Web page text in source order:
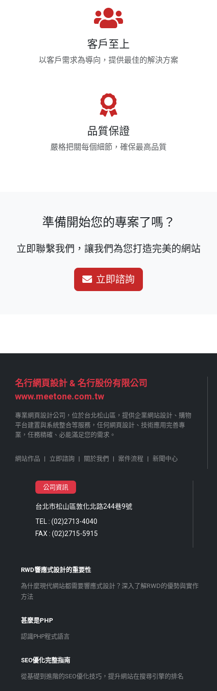
客戶至上
以客戶需求為導向，提供最佳的解決方案
品質保證
嚴格把關每個細節，確保最高品質
準備開始您的專案了嗎？
立即聯繫我們，讓我們為您打造完美的網站
立即諮詢
名行網頁設計 & 名行股份有限公司
www.meetone.com.tw
專業網頁設計公司，位於台北松山區，提供企業網站設計、購物
平台建置與系統整合等服務，任何網頁設計、技術應用完善專
業，任務精確、必能滿足您的需求。
網站作品 | 立即諮詢 | 關於我們 | 案件流程 | 新聞中心
公司資訊
台北市松山區敦化北路244巷9號
TEL : (02)2713-4040
FAX : (02)2715-5915
RWD響應式設計的重要性
為什麼現代網站都需要響應式設計？深入了解RWD的優勢與實作
方法
甚麼是PHP
認識PHP程式語言
SEO優化完整指南
從基礎到進階的SEO優化技巧，提升網站在搜尋引擎的排名